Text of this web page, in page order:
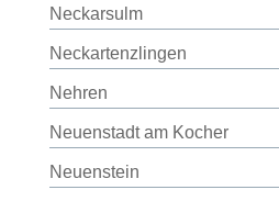
Neckarsulm
Neckartenzlingen
Nehren
Neuenstadt am Kocher
Neuenstein